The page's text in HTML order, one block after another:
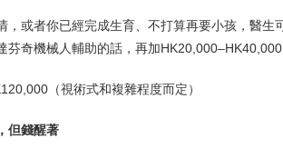
，或者你已經完成生育、不打算再要小孩，醫生
奇機械人輔助的話，再加HK20,000–HK40,000
（視術式和複雜程度而定）
但錢醒著